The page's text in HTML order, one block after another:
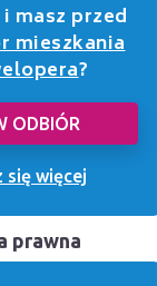
masz przed
mieszkania
?
ODBIÓR
się więcej
prawna